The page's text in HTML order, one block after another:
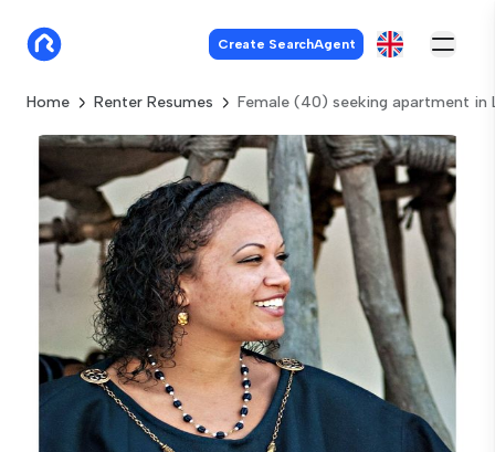
Create SearchAgent
Home Renter Resumes Female (40) seeking apartment in